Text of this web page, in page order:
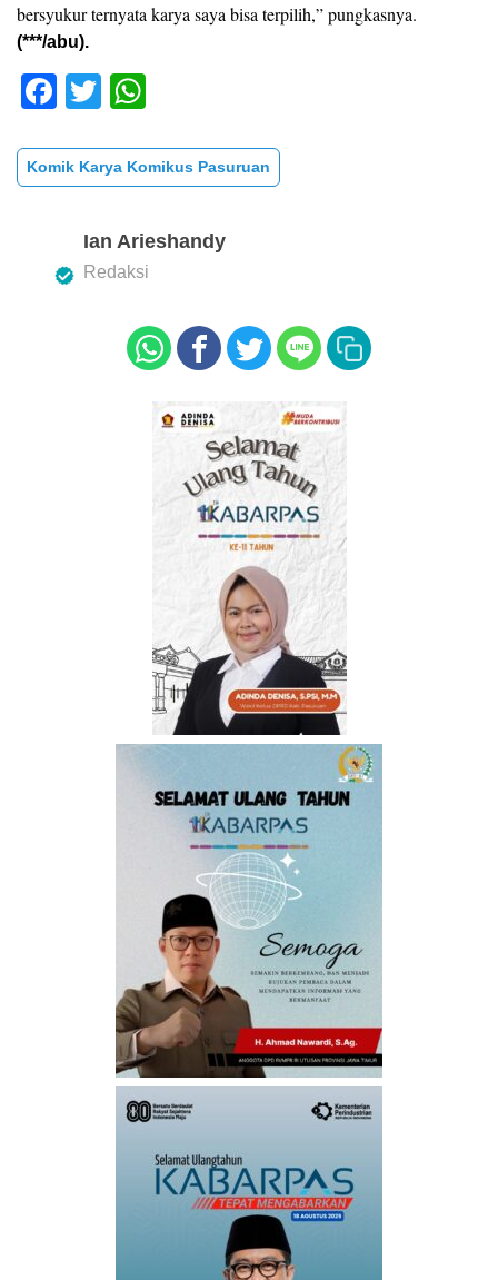
bersyukur ternyata karya saya bisa terpilih,” pungkasnya.
(***/abu).
F
c
e
o
T
tt
er
at
s
A
p
Komik Karya Komikus Pasuruan
Ian Arieshandy
Redaksi